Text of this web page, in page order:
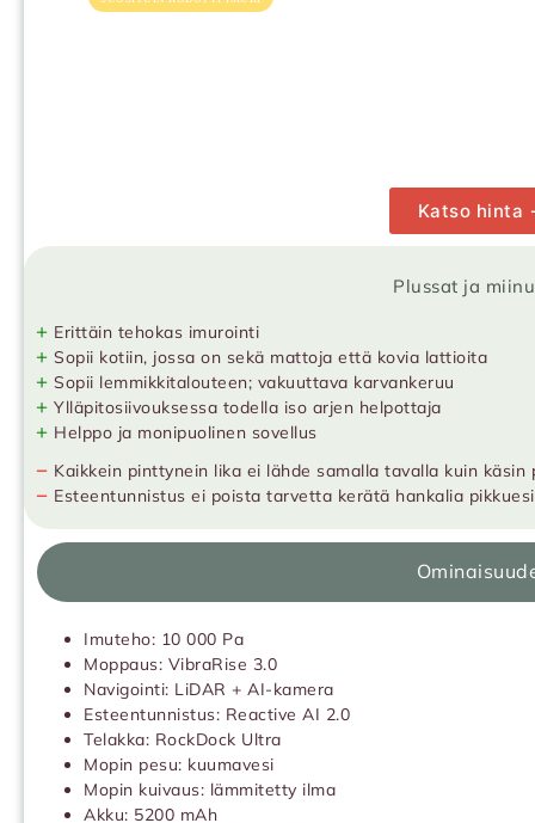
Katso hinta
Plussat ja
+ Erittäin tehokas imurointi
+ Sopii kotiin, jossa on sekä mattoja että kovia lattioita
+ Sopii lemmikkitalouteen; vakuuttava karvankeruu
+ Ylläpitosiivouksessa todella iso arjen helpottaja
+ Helppo ja monipuolinen sovellus
− Kaikkein pinttynein lika ei lähde samalla tavalla kuin käsin
− Esteentunnistus ei poista tarvetta kerätä hankalia
Imuteho: 10 000 Pa
Moppaus: VibraRise 3.0
Navigointi: LiDAR + AI-kamera
Esteentunnistus: Reactive AI 2.0
Telakka: RockDock Ultra
Mopin pesu: kuumavesi
Mopin kuivaus: lämmitetty ilma
Akku: 5200 mAh